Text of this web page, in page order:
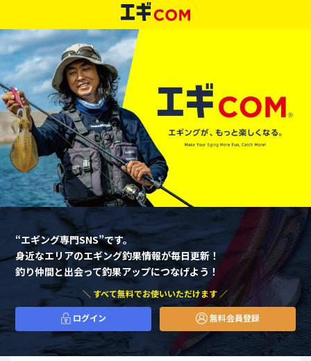
“エギング専門SNS”です。
身近なエリアのエギング釣果情報が毎日更新！
釣り仲間と出会って釣果アップにつなげよう！
＼ すべて無料でお使いいただけます ／
ログイン 無料会員登録